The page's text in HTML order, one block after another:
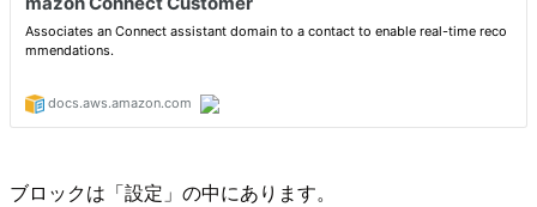
ブロックは「設定」の中にあります。